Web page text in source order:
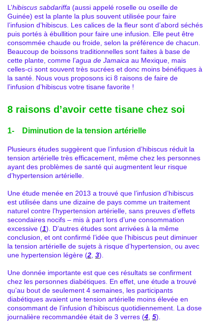
L’hibiscus sabdariffa (aussi appelé roselle ou oseille de
Guinée) est la plante la plus souvent utilisée pour faire
l’infusion d’hibiscus. Les calices de la fleur sont d’abord séchés
puis portés à ébullition pour faire une infusion. Elle peut être
consommée chaude ou froide, selon la préférence de chacun.
Beaucoup de boissons traditionnelles sont faites à base de
cette plante, comme l’agua de Jamaica au Mexique, mais
celles-ci sont souvent très sucrées et donc moins bénéfiques à
la santé. Nous vous proposons ici 8 raisons de faire de
l’infusion d’hibiscus votre tisane favorite !
8 raisons d’avoir cette tisane chez soi
1- Diminution de la tension artérielle
Plusieurs études suggèrent que l’infusion d’hibiscus réduit la
tension artérielle très efficacement, même chez les personnes
ayant des problèmes de santé qui augmentent leur risque
d’hypertension artérielle.
Une étude menée en 2013 a trouvé que l’infusion d’hibiscus
est utilisée dans une dizaine de pays comme un traitement
naturel contre l’hypertension artérielle, sans preuves d’effets
secondaires nocifs – mis à part lors d’une consommation
excessive (1). D’autres études sont arrivées à la même
conclusion, et ont confirmé l’idée que l’hibiscus peut diminuer
la tension artérielle de sujets à risque d’hypertension, ou avec
une hypertension légère (2 3).
Une donnée importante est que ces résultats se confirment
chez les personnes diabétiques. En effet, une étude a trouvé
qu’au bout de seulement 4 semaines, les participants
diabétiques avaient une tension artérielle moins élevée en
consommant de l’infusion d’hibiscus quotidiennement. La dose
journalière recommandée était de 3 verres (4 5).